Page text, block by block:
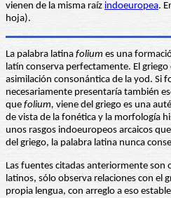
vienen de la misma raíz indoeuropea.
hoja).
La palabra latina folium es una
latín conserva perfectamente. El
asimilación consonántica de la yod. Si
necesariamente presentaría también
que folium, viene del griego es una
de vista de la fonética y la morfología
unos rasgos indoeuropeos arcaicos
del griego, la palabra latina nunca
Las fuentes citadas anteriormente son
latinos, sólo observa relaciones con el
propia lengua, con arreglo a eso